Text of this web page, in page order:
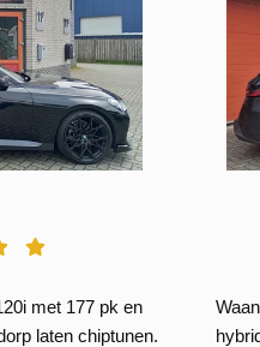
met 177 pk en
laten chiptunen.